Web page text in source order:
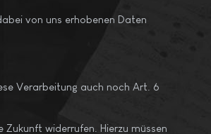
von uns erhobenen Daten
Verarbeitung auch noch Art. 6
widerrufen. Hierzu müssen